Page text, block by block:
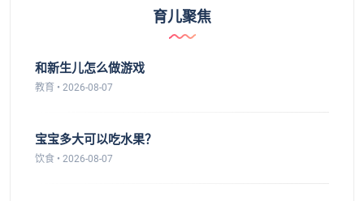
育儿聚焦
和新生儿怎么做游戏
教育 • 2026-08-07
宝宝多大可以吃水果？
饮食 • 2026-08-07